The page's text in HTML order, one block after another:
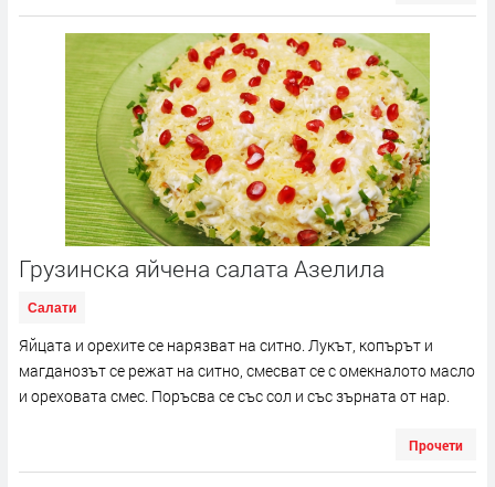
Грузинска яйчена салата Азелила
Салати
Яйцата и орехите се нарязват на ситно. Лукът, копърът и
магданозът се режат на ситно, смесват се с омекналото масло
и ореховата смес. Поръсва се със сол и със зърната от нар.
Прочети